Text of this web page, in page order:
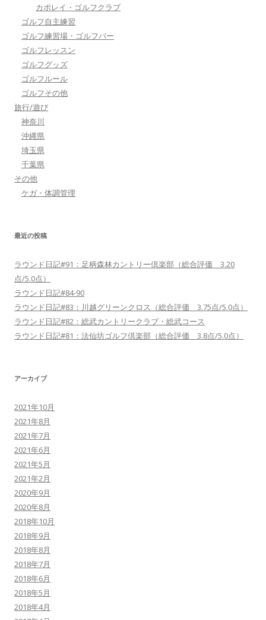
カポレイ・ゴルフクラブ
ゴルフ自主練習
ゴルフ練習場・ゴルフバー
ゴルフレッスン
ゴルフグッズ
ゴルフルール
ゴルフその他
旅行/遊び
神奈川
沖縄県
埼玉県
千葉県
その他
ケガ・体調管理
最近の投稿
ラウンド日記#91：足柄森林カントリー倶楽部（総合評価 3.20
点/5.0点）
ラウンド日記#84-90
ラウンド日記#83：川越グリーンクロス（総合評価 3.75点/5.0点）
ラウンド日記#82：総武カントリークラブ・総武コース
ラウンド日記#81：法仙坊ゴルフ倶楽部（総合評価 3.8点/5.0点）
アーカイブ
2021年10月
2021年8月
2021年7月
2021年6月
2021年5月
2021年2月
2020年9月
2020年8月
2018年10月
2018年9月
2018年8月
2018年7月
2018年6月
2018年5月
2018年4月